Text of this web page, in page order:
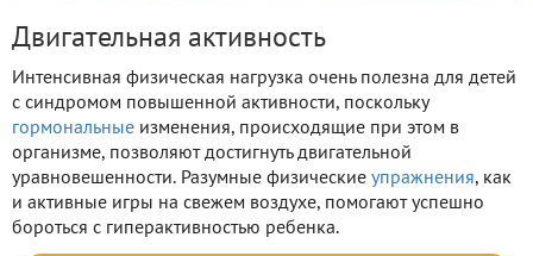
Двигательная активность
Интенсивная физическая нагрузка очень полезна для детей
с синдромом повышенной активности, поскольку
гормональные изменения, происходящие при этом в
организме, позволяют достигнуть двигательной
уравновешенности. Разумные физические упражнения, как
и активные игры на свежем воздухе, помогают успешно
бороться с гиперактивностью ребенка.